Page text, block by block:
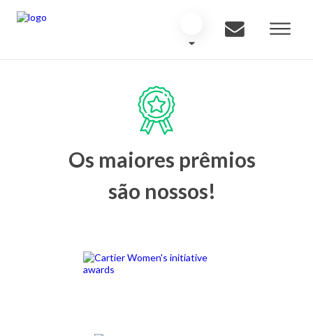
Os maiores prêmios
são nossos!